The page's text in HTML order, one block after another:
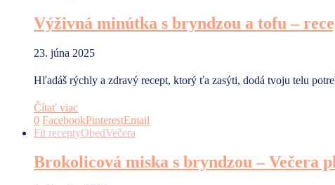
Výživná minútka s bryndzou a tofu –
23. júna 2025
Hľadáš rýchly a zdravý recept, ktorý ťa zasýti, dodá tvoju telu
Čítať viac
0 FacebookPinterestEmail
Fit receptyObedVečera
Brokolicová miska s bryndzou – Večera